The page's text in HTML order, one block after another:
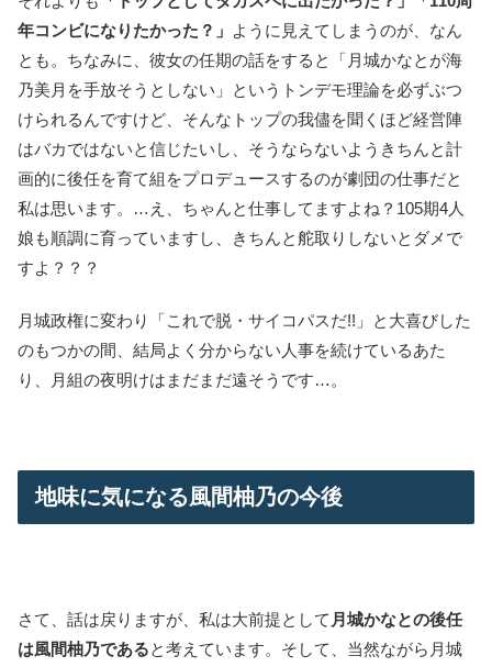
年コンビになりたかった？」 ように見えてしまうのが、なん
とも。ちなみに、彼女の任期の話をすると「月城かなとが海
乃美月を手放そうとしない」というトンデモ理論を必ずぶつ
けられるんですけど、そんなトップの我儘を聞くほど経営陣
はバカではないと信じたいし、そうならないようきちんと計
画的に後任を育て組をプロデュースするのが劇団の仕事だと
私は思います。…え、ちゃんと仕事してますよね？105期4人
娘も順調に育っていますし、きちんと舵取りしないとダメで
すよ？？？
月城政権に変わり「これで脱・サイコパスだ!!」と大喜びした
のもつかの間、結局よく分からない人事を続けているあた
り、月組の夜明けはまだまだ遠そうです…。
地味に気になる風間柚乃の今後
さて、話は戻りますが、私は大前提として 月城かなとの後任
は風間柚乃であると考えています。そして、当然ながら月城